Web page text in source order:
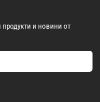
и новини от